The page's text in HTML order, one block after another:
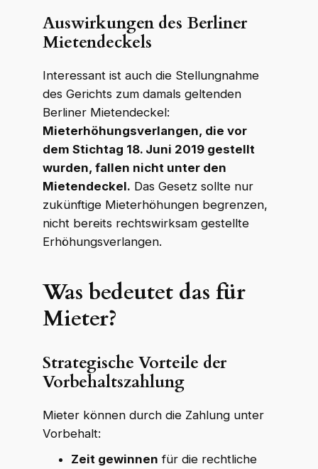
Online · echte Anwälte, kein Callcenter
Auswirkungen des Berliner
Mietendeckels
Interessant ist auch die Stellungnahme
des Gerichts zum damals geltenden
Berliner Mietendeckel:
Mieterhöhungsverlangen, die vor
dem Stichtag 18. Juni 2019 gestellt
wurden, fallen nicht unter den
Mietendeckel. Das Gesetz sollte nur
zukünftige Mieterhöhungen begrenzen,
nicht bereits rechtswirksam gestellte
Erhöhungsverlangen.
Was bedeutet das für
Mieter?
Strategische Vorteile der
Vorbehaltszahlung
Mieter können durch die Zahlung unter
Vorbehalt:
Zeit gewinnen für die rechtliche